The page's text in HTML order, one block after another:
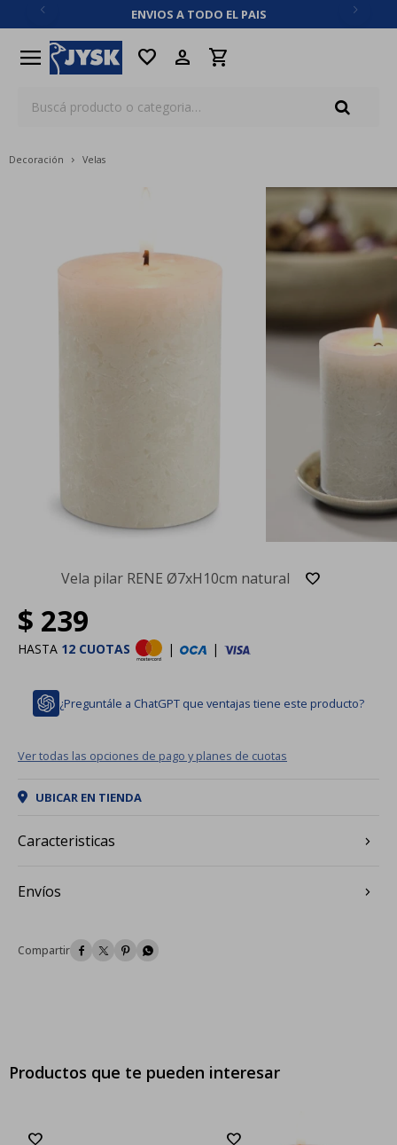
ENVIOS A TODO EL PAIS
menu favorite
Decoración Velas
Vela pilar RENE Ø7xH10cm natural
$ 239
HASTA 12 CUOTAS | |
¿Preguntále a ChatGPT que ventajas tiene este producto?
Ver todas las opciones de pago y planes de cuotas
UBICAR EN TIENDA
Caracteristicas
Envíos
   
Productos que te pueden interesar
close